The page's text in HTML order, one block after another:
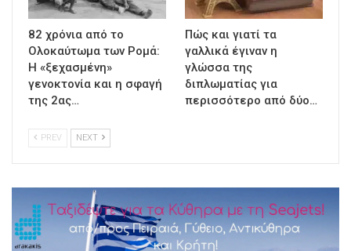
82 χρόνια από το
Ολοκαύτωμα των Ρομά:
Η «ξεχασμένη»
γενοκτονία και η σφαγή
της 2ας…
Πώς και γιατί τα
γαλλικά έγιναν η
γλώσσα της
διπλωματίας για
περισσότερο από δύο…
PREV NEXT